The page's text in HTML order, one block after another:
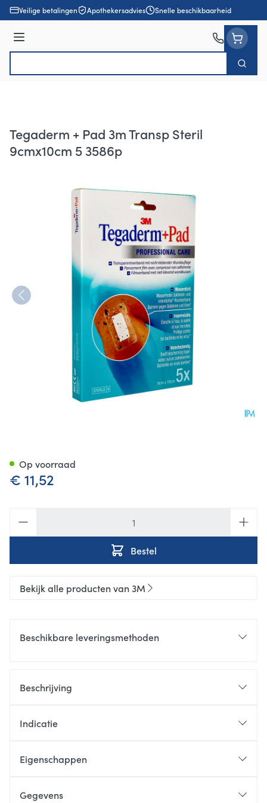
Ga naar de inhoud
Veilige betalingen Apothekersadvies Snelle beschikbaarheid
Menu
Zoek
Tegaderm + Pad 3m Transp Steril
9cmx10cm 5 3586p
€ 11,52
Bestel
Op voorraad
Bekijk alle producten van 3M
Beschikbare leveringsmethoden
Beschrijving
Indicatie
Eigenschappen
Gegevens